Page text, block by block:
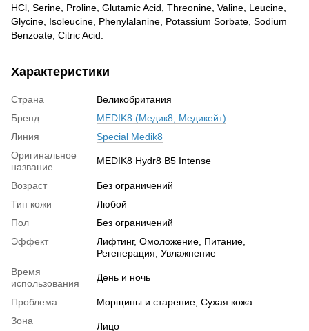
HCl, Serine, Proline, Glutamic Acid, Threonine, Valine, Leucine,
Glycine, Isoleucine, Phenylalanine, Potassium Sorbate, Sodium
Benzoate, Citric Acid.
Характеристики
Страна
Великобритания
Бренд
MEDIK8 (Медик8, Медикейт)
Линия
Special Medik8
Оригинальное
название
MEDIK8 Hydr8 B5 Intense
Возраст
Без ограничений
Тип кожи
Любой
Пол
Без ограничений
Эффект
Лифтинг, Омоложение, Питание,
Регенерация, Увлажнение
Время
использования
День и ночь
Проблема
Морщины и старение, Сухая кожа
Зона
Лицо